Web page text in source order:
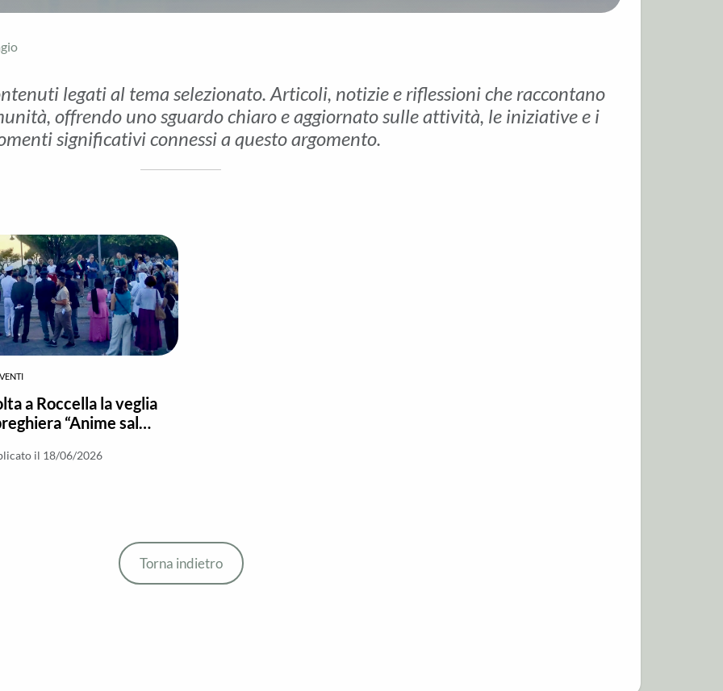
legati al tema selezionato. Articoli, notizie e riflessioni che raccontano
offrendo uno sguardo chiaro e aggiornato sulle attività, le iniziative e i
significativi connessi a questo argomento.
a Roccella la veglia
“Anime salve
il 18/06/2026
Torna indietro